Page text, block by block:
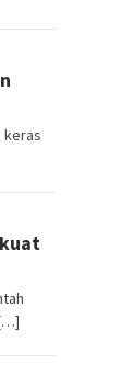
keras